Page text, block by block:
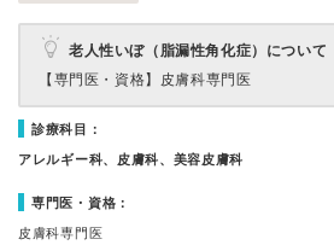
老人性いぼ（脂漏性角化症）について
【専門医・資格】 皮膚科専門医
診療科目：
アレルギー科、皮膚科、美容皮膚科
専門医・資格：
皮膚科専門医